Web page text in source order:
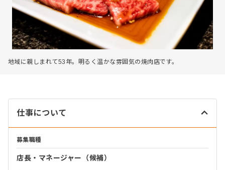
地域に親しまれて53年。明るく温かな雰囲気の焼肉店です。
仕事について
募集職種
店長・マネージャー（候補）